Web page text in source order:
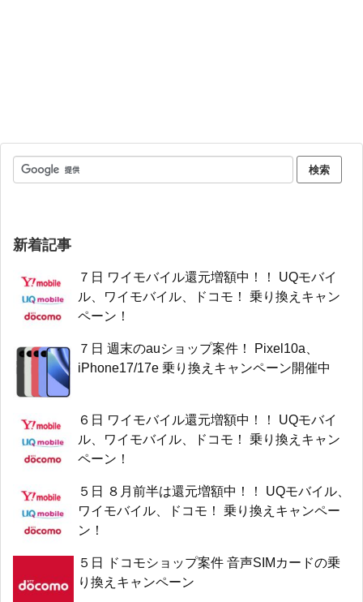
新着記事
７日 ワイモバイル還元増額中！！ UQモバイ
ル、ワイモバイル、ドコモ！ 乗り換えキャン
ペーン！
７日 週末のauショップ案件！ Pixel10a、
iPhone17/17e 乗り換えキャンペーン開催中
６日 ワイモバイル還元増額中！！ UQモバイ
ル、ワイモバイル、ドコモ！ 乗り換えキャン
ペーン！
５日 ８月前半は還元増額中！！ UQモバイル、
ワイモバイル、ドコモ！ 乗り換えキャンペー
ン！
５日 ドコモショップ案件 音声SIMカードの乗
り換えキャンペーン